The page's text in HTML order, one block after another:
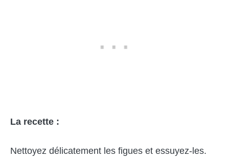
La recette :
Nettoyez délicatement les figues et essuyez-les.